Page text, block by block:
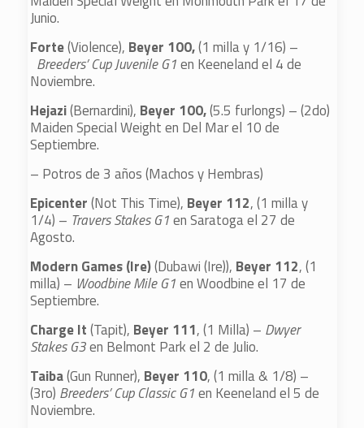
Junio.
Forte(Violence), Beyer 100,(1 milla y 1/16) –
Breeders’ Cup Juvenile G1en Keeneland el 4 de
Noviembre.
Hejazi(Bernardini), Beyer 100,(5.5 furlongs) – (2do)
Maiden Special Weight en Del Mar el 10 de
Septiembre.
– Potros de 3 años (Machos y Hembras)
Epicenter(Not This Time), Beyer 112, (1 milla y
1/4) – Travers Stakes G1en Saratoga el 27 de
Agosto.
Modern Games (Ire)(Dubawi (Ire)), Beyer 112, (1
milla) – Woodbine Mile G1en Woodbine el 17 de
Septiembre.
Charge It(Tapit), Beyer 111, (1 Milla) – Dwyer
Stakes G3en Belmont Park el 2 de Julio.
Taiba(Gun Runner), Beyer 110, (1 milla & 1/8) –
(3ro) Breeders’ Cup Classic G1en Keeneland el 5 de
Noviembre.